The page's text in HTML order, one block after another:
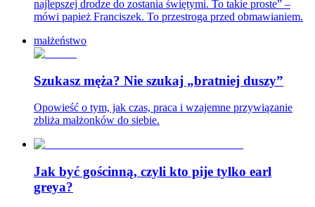
najlepszej drodze do zostania świętymi. To takie proste” –
mówi papież Franciszek. To przestroga przed obmawianiem.
małżeństwo
Szukasz męża? Nie szukaj „bratniej duszy”
Opowieść o tym, jak czas, praca i wzajemne przywiązanie
zbliża małżonków do siebie.
Jak być gościnną, czyli kto pije tylko earl
greya?